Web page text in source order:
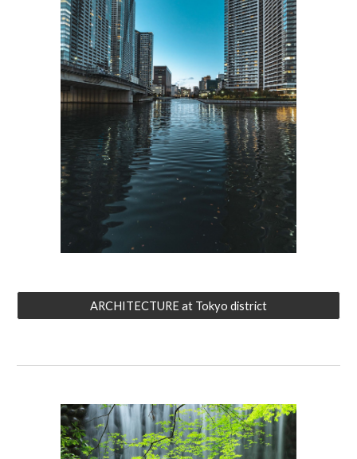
ARCHITECTURE at Tokyo district